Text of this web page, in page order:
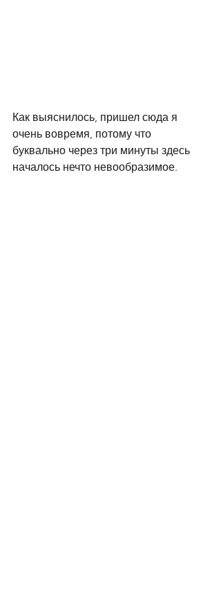
Как выяснилось, пришел сюда я
очень вовремя, потому что
буквально через три минуты здесь
началось нечто невообразимое.